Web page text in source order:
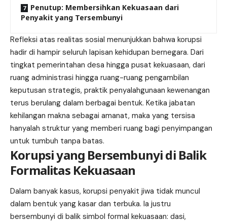
Penutup: Membersihkan Kekuasaan dari
Penyakit yang Tersembunyi
Refleksi atas realitas sosial menunjukkan bahwa korupsi
hadir di hampir seluruh lapisan kehidupan bernegara. Dari
tingkat pemerintahan desa hingga pusat kekuasaan, dari
ruang administrasi hingga ruang-ruang pengambilan
keputusan strategis, praktik penyalahgunaan kewenangan
terus berulang dalam berbagai bentuk. Ketika jabatan
kehilangan makna sebagai amanat, maka yang tersisa
hanyalah struktur yang memberi ruang bagi penyimpangan
untuk tumbuh tanpa batas.
Korupsi yang Bersembunyi di Balik
Formalitas Kekuasaan
Dalam banyak kasus, korupsi penyakit jiwa tidak muncul
dalam bentuk yang kasar dan terbuka. Ia justru
bersembunyi di balik simbol formal kekuasaan: dasi,